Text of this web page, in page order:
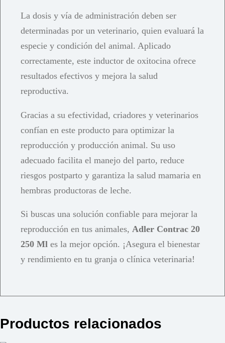
La dosis y vía de administración deben ser
determinadas por un veterinario, quien evaluará la
especie y condición del animal. Aplicado
correctamente, este inductor de oxitocina ofrece
resultados efectivos y mejora la salud
reproductiva.
Gracias a su efectividad, criadores y veterinarios
confían en este producto para optimizar la
reproducción y producción animal. Su uso
adecuado facilita el manejo del parto, reduce
riesgos postparto y garantiza la salud mamaria en
hembras productoras de leche.
Si buscas una solución confiable para mejorar la
reproducción en tus animales, Adler Contrac 20
250 Ml es la mejor opción. ¡Asegura el bienestar
y rendimiento en tu granja o clínica veterinaria!
Productos relacionados